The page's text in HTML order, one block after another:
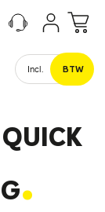
Incl. BTW
.